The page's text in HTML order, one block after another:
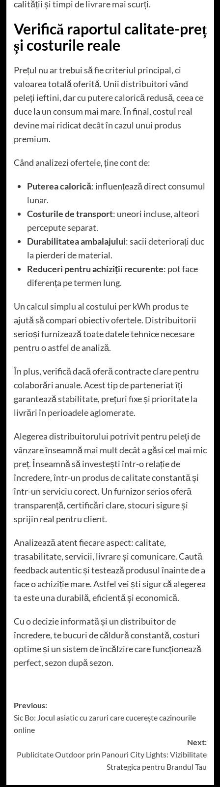
calității și timpi de livrare mai scurți.
Verifică raportul calitate-preț
și costurile reale
Prețul nu ar trebui să fie criteriul principal, ci
valoarea totală oferită. Unii distribuitori vând
peleți ieftini, dar cu putere calorică redusă, ceea ce
duce la un consum mai mare. În final, costul real
devine mai ridicat decât în cazul unui produs
premium.
Când analizezi ofertele, ține cont de:
Puterea calorică: influențează direct consumul
lunar.
Costurile de transport: uneori incluse, alteori
percepute separat.
Durabilitatea ambalajului: sacii deteriorați duc
la pierderi de material.
Reduceri pentru achiziții recurente: pot face
diferența pe termen lung.
Un calcul simplu al costului per kWh produs te
ajută să compari obiectiv ofertele. Distribuitorii
serioși furnizează toate datele tehnice necesare
pentru o astfel de analiză.
În plus, verifică dacă oferă contracte clare pentru
colaborări anuale. Acest tip de parteneriat îți
garantează stabilitate, prețuri fixe și prioritate la
livrări în perioadele aglomerate.
Alegerea distribuitorului potrivit pentru peleți de
vânzare înseamnă mai mult decât a găsi cel mai mic
preț. Înseamnă să investești într-o relație de
încredere, într-un produs de calitate constantă și
într-un serviciu corect. Un furnizor serios oferă
transparență, certificări clare, stocuri sigure și
sprijin real pentru client.
Analizează atent fiecare aspect: calitate,
trasabilitate, servicii, livrare și comunicare. Caută
feedback autentic și testează produsul înainte de a
face o achiziție mare. Astfel vei ști sigur că alegerea
ta este una durabilă, eficientă și economică.
Cu o decizie informată și un distribuitor de
încredere, te bucuri de căldură constantă, costuri
optime și un sistem de încălzire care funcționează
perfect, sezon după sezon.
Post
navigation
Previous:
Sic Bo: Jocul asiatic cu zaruri care cucerește cazinourile
online
Next:
Publicitate Outdoor prin Panouri City Lights: Vizibilitate
Strategica pentru Brandul Tau